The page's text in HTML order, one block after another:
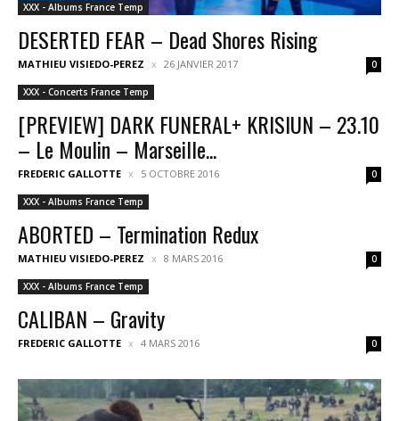
XXX - Albums France Temp
DESERTED FEAR – Dead Shores Rising
MATHIEU VISIEDO-PEREZ 26 JANVIER 2017 0
XXX - Concerts France Temp
[PREVIEW] DARK FUNERAL+ KRISIUN – 23.10
– Le Moulin – Marseille...
FREDERIC GALLOTTE 5 OCTOBRE 2016 0
XXX - Albums France Temp
ABORTED – Termination Redux
MATHIEU VISIEDO-PEREZ 8 MARS 2016 0
XXX - Albums France Temp
CALIBAN – Gravity
FREDERIC GALLOTTE 4 MARS 2016 0